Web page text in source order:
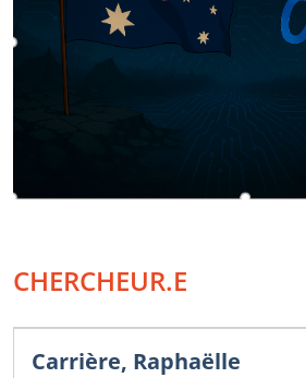
CHERCHEUR.E
Carrière, Raphaëlle